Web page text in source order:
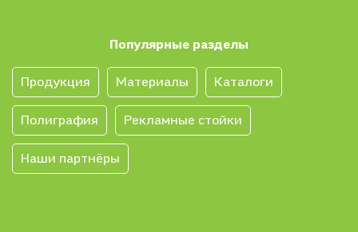
Популярные разделы
Продукция Материалы Каталоги
Полиграфия Рекламные стойки
Наши партнёры